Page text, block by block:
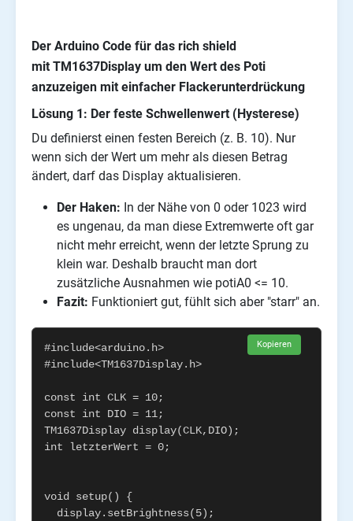
Der Arduino Code für das rich shield
mit TM1637Display um den Wert des Poti
anzuzeigen mit einfacher Flackerunterdrückung
Lösung 1: Der feste Schwellenwert (Hysterese)
Du definierst einen festen Bereich (z. B. 10). Nur
wenn sich der Wert um mehr als diesen Betrag
ändert, darf das Display aktualisieren.
Der Haken: In der Nähe von 0 oder 1023 wird
es ungenau, da man diese Extremwerte oft gar
nicht mehr erreicht, wenn der letzte Sprung zu
klein war. Deshalb braucht man dort
zusätzliche Ausnahmen wie potiA0 <= 10.
Fazit: Funktioniert gut, fühlt sich aber "starr" an.
Kopieren